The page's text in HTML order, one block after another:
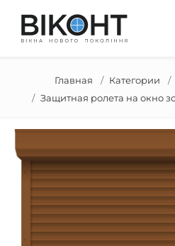
Главная Категории
Защитная ролета на окно